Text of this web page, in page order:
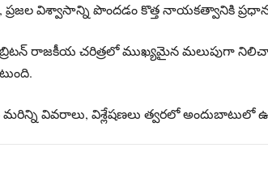
ప్రజల విశ్వాసాన్ని పొందడం కొత్త నాయకత్వానికి
రాజకీయ చరిత్రలో ముఖ్యమైన మలుపుగా
వివరాలు, విశ్లేషణలు త్వరలో అందుబాటులో